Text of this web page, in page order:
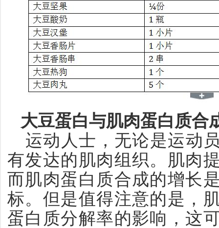
大豆蛋白与肌肉蛋白质合
运动人士，无论是运动
有发达的肌肉组织。肌肉
而肌肉蛋白质合成的增长
标。但是值得注意的是，
蛋白质分解率的影响，这